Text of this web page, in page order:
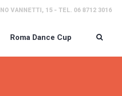
VANNETTI, 15 - TEL. 06 8712 3016
Roma Dance Cup